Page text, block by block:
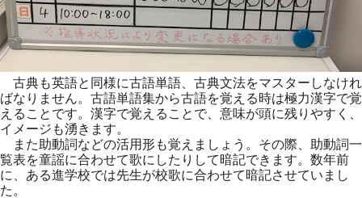
古典も英語と同様に古語単語、古典文法をマスターしなけれ
ばなりません。古語単語集から古語を覚える時は極力漢字で覚
えることです。漢字で覚えることで、意味が頭に残りやすく、
イメージも湧きます。
また助動詞などの活用形も覚えましょう。その際、助動詞一
覧表を童謡に合わせて歌にしたりして暗記できます。数年前
に、ある進学校では先生が校歌に合わせて暗記させていまし
た。